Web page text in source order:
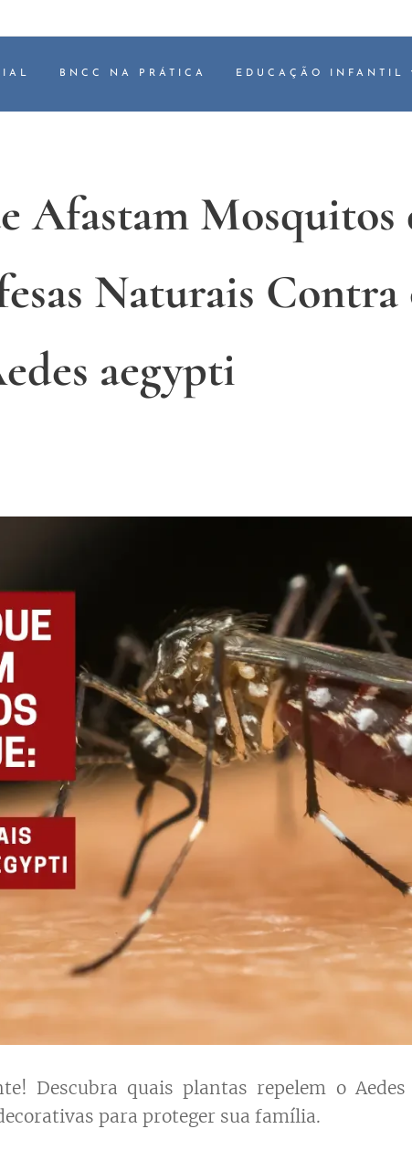
BNCC NA PRÁTICA EDUCAÇÃO INFANTIL
Afastam Mosquitos
Naturais Contra
aegypti
Descubra quais plantas repelem o Aedes
para proteger sua família.